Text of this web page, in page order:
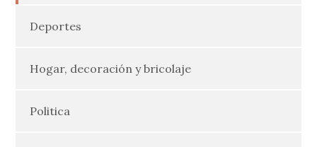
Deportes
Hogar, decoración y bricolaje
Politica